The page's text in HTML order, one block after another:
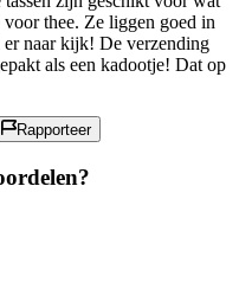
thee. Ze liggen goed in
naar kijk! De verzending
als een kadootje! Dat op
Rapporteer